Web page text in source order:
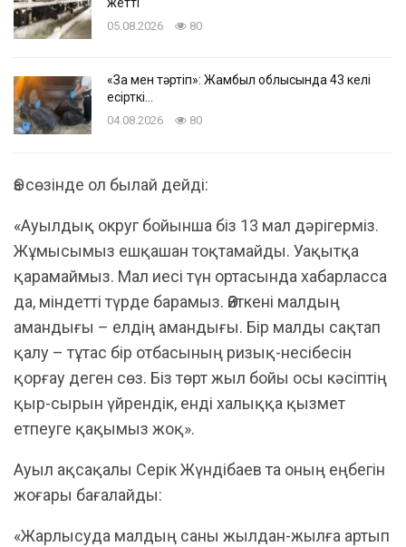
05.08.2026 80
«Заң мен тәртіп»: Жамбыл облысында 43 келі
есірткі…
04.08.2026 80
Өз сөзінде ол былай дейді:
«Ауылдық округ бойынша біз 13 мал дәрігерміз.
Жұмысымыз ешқашан тоқтамайды. Уақытқа
қарамаймыз. Мал иесі түн ортасында хабарласса
да, міндетті түрде барамыз. Өйткені малдың
амандығы – елдің амандығы. Бір малды сақтап
қалу – тұтас бір отбасының ризық-несібесін
қорғау деген сөз. Біз төрт жыл бойы осы кәсіптің
қыр-сырын үйрендік, енді халыққа қызмет
етпеуге қақымыз жоқ».
Ауыл ақсақалы Серік Жүндібаев та оның еңбегін
жоғары бағалайды:
«Жарлысуда малдың саны жылдан-жылға артып